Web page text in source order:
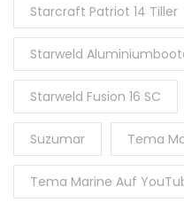
Starcraft Patriot 14 Tiller
Starweld
Starweld Fusion 16 SC
Suzumar Tema
Tema Marine Auf